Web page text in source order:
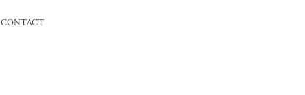
CONTACT